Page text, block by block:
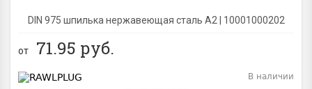
DIN 975 шпилька нержавеющая сталь A2 | 10001000202
от 71.95 руб.
В наличии